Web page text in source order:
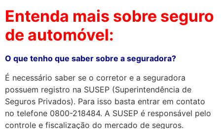
Entenda mais sobre seguro
de automóvel:
O que tenho que saber sobre a seguradora?
É necessário saber se o corretor e a seguradora
possuem registro na SUSEP (Superintendência de
Seguros Privados). Para isso basta entrar em contato
no telefone 0800-218484. A SUSEP é responsável pelo
controle e fiscalização do mercado de seguros.